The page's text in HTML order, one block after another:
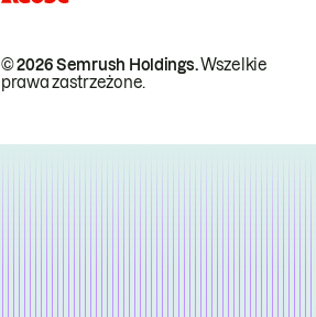
© 2026 Semrush Holdings.Wszelkie
prawa zastrzeżone.